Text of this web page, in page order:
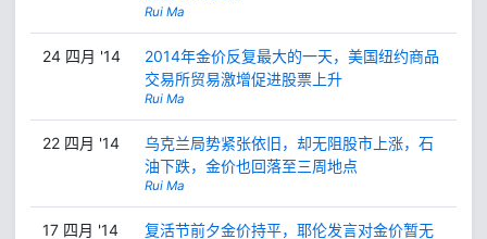
Rui Ma
24 四月 '14
2014年金价反复最大的一天，美国纽约商品
交易所贸易激增促进股票上升
Rui Ma
22 四月 '14
乌克兰局势紧张依旧，却无阻股市上涨，石
油下跌，金价也回落至三周地点
Rui Ma
17 四月 '14 复活节前夕金价持平，耶伦发言对金价暂无